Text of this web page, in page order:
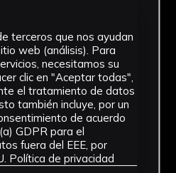
2023
terceros que nos ayudan
web (análisis). Para
necesitamos su
clic en "Aceptar todas",
el tratamiento de datos
también incluye, por un
de acuerdo
GDPR para el
fuera del EEE, por
Política de privacidad